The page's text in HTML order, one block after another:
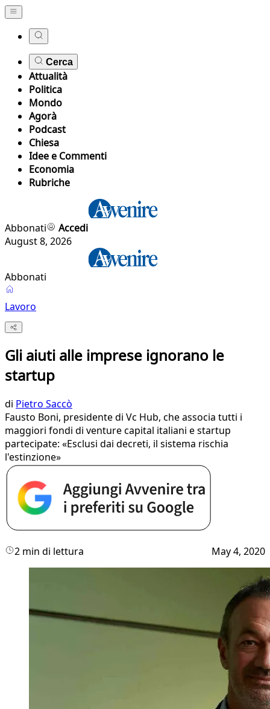
Cerca
Attualità
Politica
Mondo
Agorà
Podcast
Chiesa
Idee e Commenti
Economia
Rubriche
Abbonati
Accedi
August 8, 2026
Abbonati
Lavoro
Gli aiuti alle imprese ignorano le
startup
di Pietro Saccò
Fausto Boni, presidente di Vc Hub, che associa tutti i
maggiori fondi di venture capital italiani e startup
partecipate: «Esclusi dai decreti, il sistema rischia
l'estinzione»
2 min di lettura May 4, 2020